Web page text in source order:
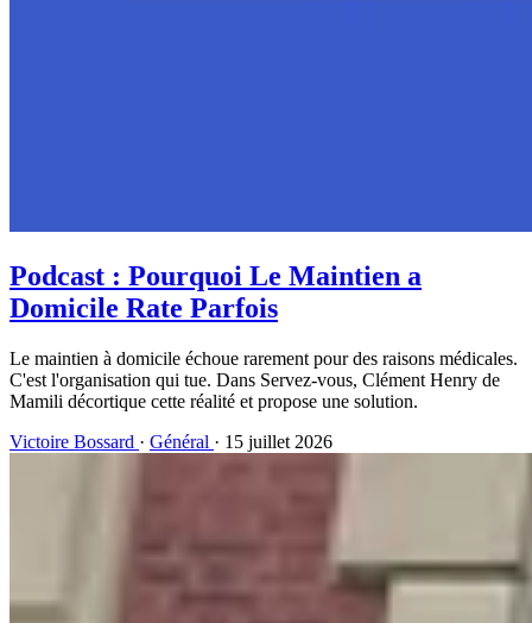
Podcast : Pourquoi Le Maintien a
Domicile Rate Parfois
Le maintien à domicile échoue rarement pour des raisons médicales.
C'est l'organisation qui tue. Dans Servez-vous, Clément Henry de
Mamili décortique cette réalité et propose une solution.
Victoire Bossard · Général · 15 juillet 2026